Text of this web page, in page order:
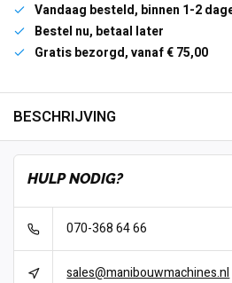
Vandaag besteld, binnen 1-2
Bestel nu, betaal later
Gratis bezorgd, vanaf € 75,00
BESCHRIJVING
HULP NODIG?
070-368 64 66
sales@manibouwmachines.nl